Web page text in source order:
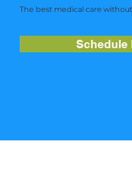
The best medical care
Schedule